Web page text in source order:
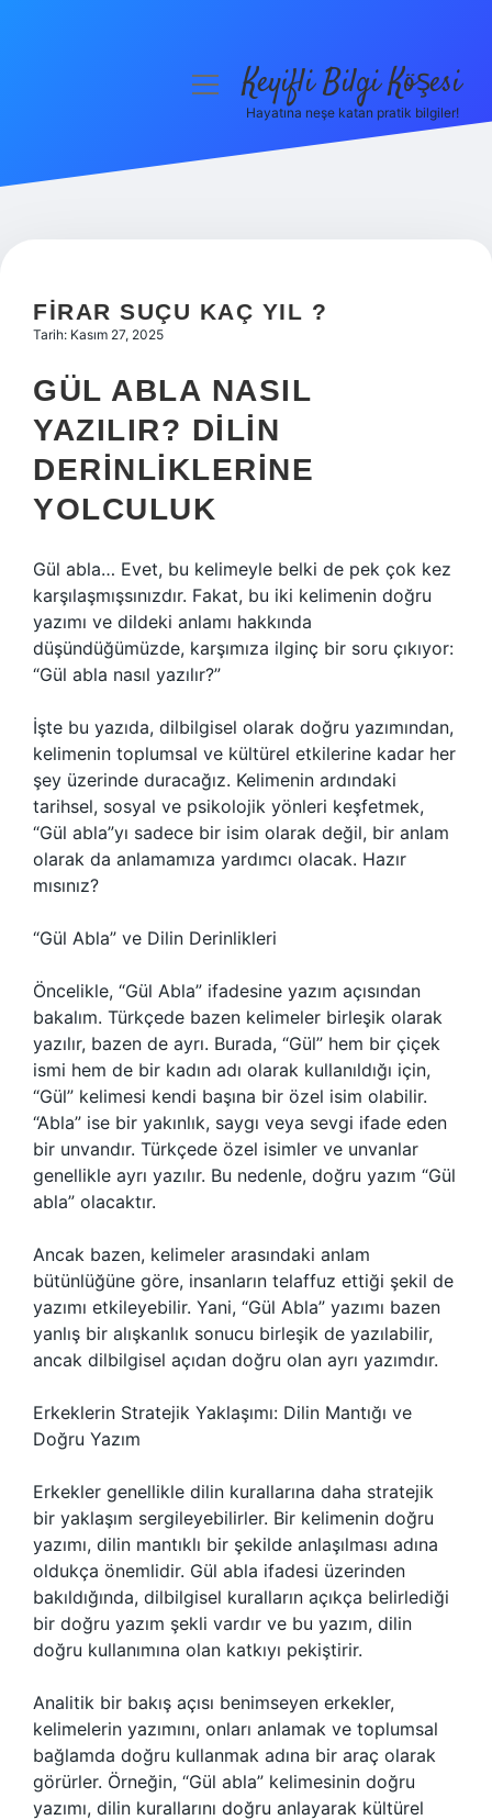
Hakkımızda
menüyüKeyifli Bilgi Köşesi
Hayatına neşe katan pratik bilgiler!
FIRAR SUÇU KAÇ YIL ?
Tarih: Kasım 27, 2025
GÜL ABLA NASIL
YAZILIR? DILIN
DERINLIKLERINE
YOLCULUK
Gül abla… Evet, bu kelimeyle belki de pek çok kez
karşılaşmışsınızdır. Fakat, bu iki kelimenin doğru
yazımı ve dildeki anlamı hakkında
düşündüğümüzde, karşımıza ilginç bir soru çıkıyor:
“Gül abla nasıl yazılır?”
İşte bu yazıda, dilbilgisel olarak doğru yazımından,
kelimenin toplumsal ve kültürel etkilerine kadar her
şey üzerinde duracağız. Kelimenin ardındaki
tarihsel, sosyal ve psikolojik yönleri keşfetmek,
“Gül abla”yı sadece bir isim olarak değil, bir anlam
olarak da anlamamıza yardımcı olacak. Hazır
mısınız?
“Gül Abla” ve Dilin Derinlikleri
Öncelikle, “Gül Abla” ifadesine yazım açısından
bakalım. Türkçede bazen kelimeler birleşik olarak
yazılır, bazen de ayrı. Burada, “Gül” hem bir çiçek
ismi hem de bir kadın adı olarak kullanıldığı için,
“Gül” kelimesi kendi başına bir özel isim olabilir.
“Abla” ise bir yakınlık, saygı veya sevgi ifade eden
bir unvandır. Türkçede özel isimler ve unvanlar
genellikle ayrı yazılır. Bu nedenle, doğru yazım “Gül
abla” olacaktır.
Ancak bazen, kelimeler arasındaki anlam
bütünlüğüne göre, insanların telaffuz ettiği şekil de
yazımı etkileyebilir. Yani, “Gül Abla” yazımı bazen
yanlış bir alışkanlık sonucu birleşik de yazılabilir,
ancak dilbilgisel açıdan doğru olan ayrı yazımdır.
Erkeklerin Stratejik Yaklaşımı: Dilin Mantığı ve
Doğru Yazım
Erkekler genellikle dilin kurallarına daha stratejik
bir yaklaşım sergileyebilirler. Bir kelimenin doğru
yazımı, dilin mantıklı bir şekilde anlaşılması adına
oldukça önemlidir. Gül abla ifadesi üzerinden
bakıldığında, dilbilgisel kuralların açıkça belirlediği
bir doğru yazım şekli vardır ve bu yazım, dilin
doğru kullanımına olan katkıyı pekiştirir.
Analitik bir bakış açısı benimseyen erkekler,
kelimelerin yazımını, onları anlamak ve toplumsal
bağlamda doğru kullanmak adına bir araç olarak
görürler. Örneğin, “Gül abla” kelimesinin doğru
yazımı, dilin kurallarını doğru anlayarak kültürel